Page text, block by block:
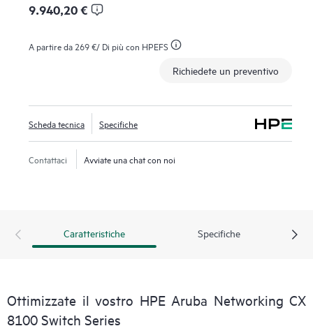
9.940,20 €
A partire da269 €/ Di più con HPEFS
Richiedete un preventivo
Scheda tecnica Specifiche
Contattaci Avviate una chat con noi
Caratteristiche Specifiche
Ottimizzate il vostro HPE Aruba Networking CX
8100 Switch Series